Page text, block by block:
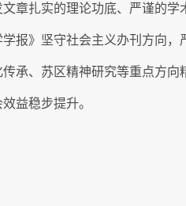
章扎实的理论功底、严谨的
学报》坚守社会主义办刊方向
承、苏区精神研究等重点方
益稳步提升。